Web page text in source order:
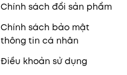
Chính sách đổi sản phẩm
Chính sách bảo mật
thông tin cá nhân
Điều khoản sử dụng